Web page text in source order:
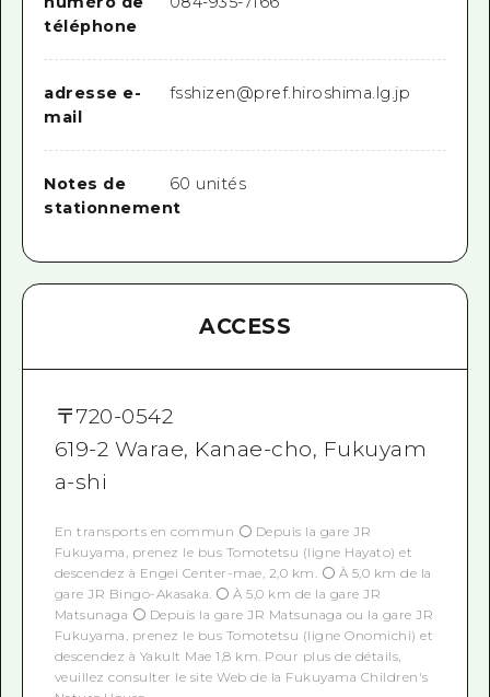
téléphone
adresse e-
mail
fsshizen@pref.hiroshima.lg.jp
Notes de
stationnement
60 unités
ACCESS
〒720-0542
619-2 Warae, Kanae-cho, Fukuyam
a-shi
En transports en commun 〇 Depuis la gare JR
Fukuyama, prenez le bus Tomotetsu (ligne Hayato) et
descendez à Engei Center-mae, 2,0 km. 〇 À 5,0 km de la
gare JR Bingo-Akasaka. 〇 À 5,0 km de la gare JR
Matsunaga 〇 Depuis la gare JR Matsunaga ou la gare JR
Fukuyama, prenez le bus Tomotetsu (ligne Onomichi) et
descendez à Yakult Mae 1,8 km. Pour plus de détails,
veuillez consulter le site Web de la Fukuyama Children's